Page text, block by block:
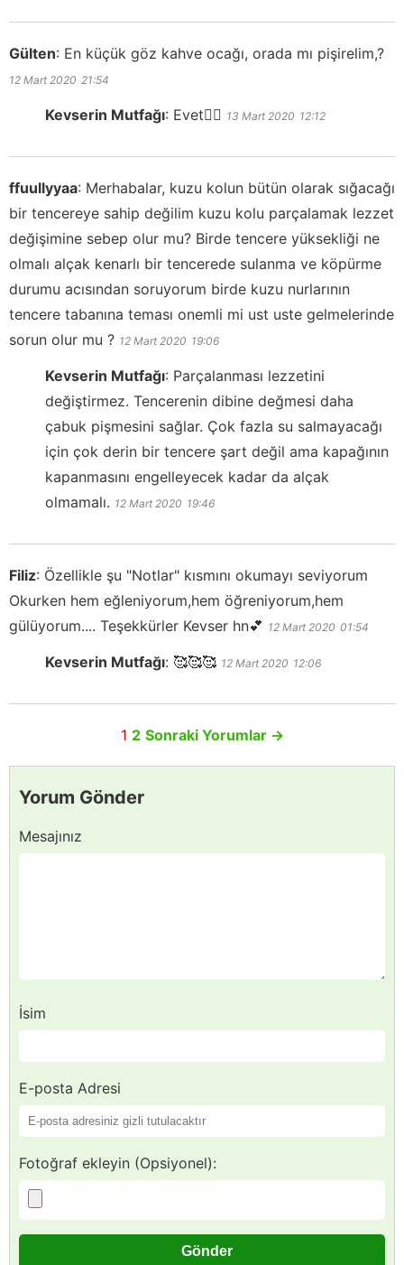
Gülten: En küçük göz kahve ocağı, orada mı pişirelim,?
12 Mart 2020 21:54
Kevserin Mutfağı: Evet👍🏻 13 Mart 2020 12:12
ffuullyyaa: Merhabalar, kuzu kolun bütün olarak sığacağı
bir tencereye sahip değilim kuzu kolu parçalamak lezzet
değişimine sebep olur mu? Birde tencere yüksekliği ne
olmalı alçak kenarlı bir tencerede sulanma ve köpürme
durumu acısından soruyorum birde kuzu nurlarının
tencere tabanına teması onemli mi ust uste gelmelerinde
sorun olur mu ? 12 Mart 2020 19:06
Kevserin Mutfağı: Parçalanması lezzetini
değiştirmez. Tencerenin dibine değmesi daha
çabuk pişmesini sağlar. Çok fazla su salmayacağı
için çok derin bir tencere şart değil ama kapağının
kapanmasını engelleyecek kadar da alçak
olmamalı. 12 Mart 2020 19:46
Filiz: Özellikle şu "Notlar" kısmını okumayı seviyorum
Okurken hem eğleniyorum,hem öğreniyorum,hem
gülüyorum.... Teşekkürler Kevser hn💕 12 Mart 2020 01:54
Kevserin Mutfağı: 🥰🥰🥰 12 Mart 2020 12:06
1 2 Sonraki Yorumlar →
Yorum Gönder
Mesajınız
İsim
E-posta Adresi
Fotoğraf ekleyin (Opsiyonel):